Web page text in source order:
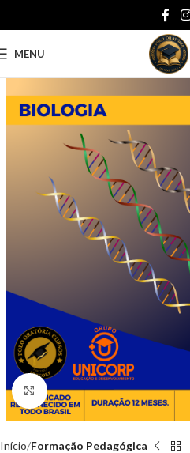
MENU
Clique para ampliar
Início Formação Pedagógica